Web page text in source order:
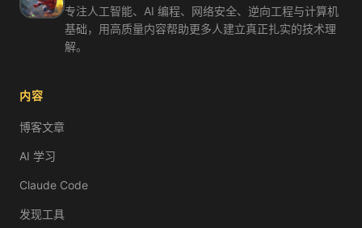
专注人工智能、AI 编程、网络安全、逆向工程与计算机
基础，用高质量内容帮助更多人建立真正扎实的技术理
解。
内容
博客文章
AI 学习
Claude Code
发现工具